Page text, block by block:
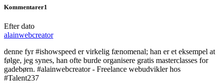
Kommentarer1
Efter dato
alainwebcreator
denne fyr #ishowspeed er virkelig fænomenal; han er et eksempel at
følge, jeg synes, han ofte burde organisere gratis masterclasses for
gadebørn. #alainwebcreator - Freelance webudvikler hos
#Talent237